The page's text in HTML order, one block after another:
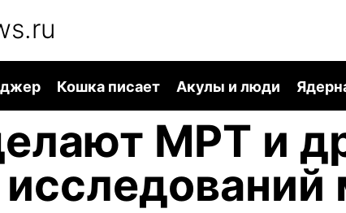
Кошка писает Акулы и люди
МРТ и